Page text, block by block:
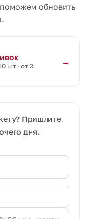
обновить
шт · от 3
→
Пришлите
дня.